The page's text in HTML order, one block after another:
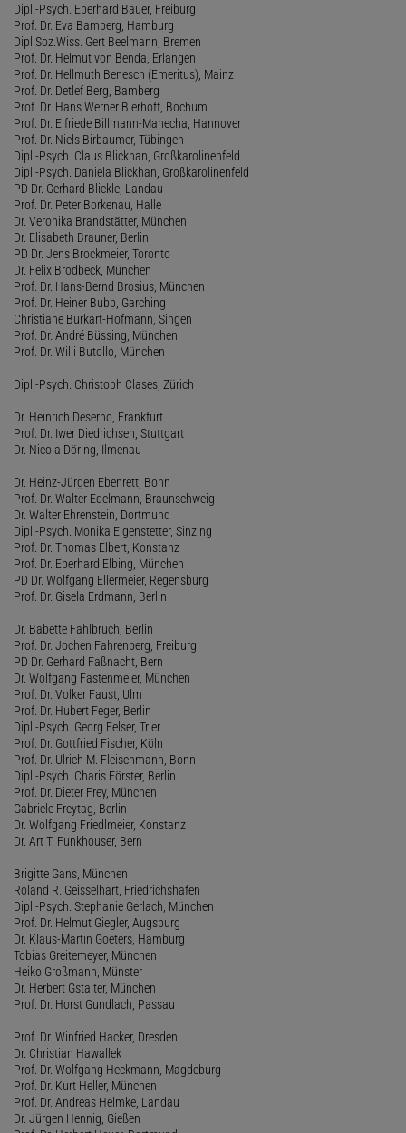
Dipl.-Psych. Eberhard Bauer, Freiburg
Prof. Dr. Eva Bamberg, Hamburg
Dipl.Soz.Wiss. Gert Beelmann, Bremen
Prof. Dr. Helmut von Benda, Erlangen
Prof. Dr. Hellmuth Benesch (Emeritus), Mainz
Prof. Dr. Detlef Berg, Bamberg
Prof. Dr. Hans Werner Bierhoff, Bochum
Prof. Dr. Elfriede Billmann-Mahecha, Hannover
Prof. Dr. Niels Birbaumer, Tübingen
Dipl.-Psych. Claus Blickhan, Großkarolinenfeld
Dipl.-Psych. Daniela Blickhan, Großkarolinenfeld
PD Dr. Gerhard Blickle, Landau
Prof. Dr. Peter Borkenau, Halle
Dr. Veronika Brandstätter, München
Dr. Elisabeth Brauner, Berlin
PD Dr. Jens Brockmeier, Toronto
Dr. Felix Brodbeck, München
Prof. Dr. Hans-Bernd Brosius, München
Prof. Dr. Heiner Bubb, Garching
Christiane Burkart-Hofmann, Singen
Prof. Dr. André Büssing, München
Prof. Dr. Willi Butollo, München
Dipl.-Psych. Christoph Clases, Zürich
Dr. Heinrich Deserno, Frankfurt
Prof. Dr. Iwer Diedrichsen, Stuttgart
Dr. Nicola Döring, Ilmenau
Dr. Heinz-Jürgen Ebenrett, Bonn
Prof. Dr. Walter Edelmann, Braunschweig
Dr. Walter Ehrenstein, Dortmund
Dipl.-Psych. Monika Eigenstetter, Sinzing
Prof. Dr. Thomas Elbert, Konstanz
Prof. Dr. Eberhard Elbing, München
PD Dr. Wolfgang Ellermeier, Regensburg
Prof. Dr. Gisela Erdmann, Berlin
Dr. Babette Fahlbruch, Berlin
Prof. Dr. Jochen Fahrenberg, Freiburg
PD Dr. Gerhard Faßnacht, Bern
Dr. Wolfgang Fastenmeier, München
Prof. Dr. Volker Faust, Ulm
Prof. Dr. Hubert Feger, Berlin
Dipl.-Psych. Georg Felser, Trier
Prof. Dr. Gottfried Fischer, Köln
Prof. Dr. Ulrich M. Fleischmann, Bonn
Dipl.-Psych. Charis Förster, Berlin
Prof. Dr. Dieter Frey, München
Gabriele Freytag, Berlin
Dr. Wolfgang Friedlmeier, Konstanz
Dr. Art T. Funkhouser, Bern
Brigitte Gans, München
Roland R. Geisselhart, Friedrichshafen
Dipl.-Psych. Stephanie Gerlach, München
Prof. Dr. Helmut Giegler, Augsburg
Dr. Klaus-Martin Goeters, Hamburg
Tobias Greitemeyer, München
Heiko Großmann, Münster
Dr. Herbert Gstalter, München
Prof. Dr. Horst Gundlach, Passau
Prof. Dr. Winfried Hacker, Dresden
Dr. Christian Hawallek
Prof. Dr. Wolfgang Heckmann, Magdeburg
Prof. Dr. Kurt Heller, München
Prof. Dr. Andreas Helmke, Landau
Dr. Jürgen Hennig, Gießen